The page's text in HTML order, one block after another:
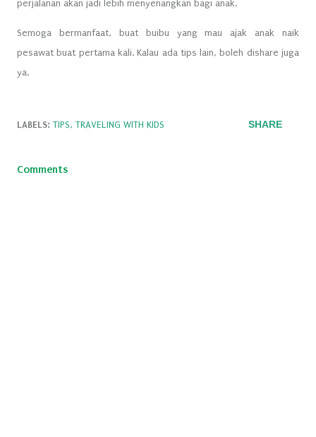
perjalanan akan jadi lebih menyenangkan bagi anak.
Semoga bermanfaat, buat buibu yang mau ajak anak naik
pesawat buat pertama kali. Kalau ada tips lain, boleh dishare juga
ya.
LABELS: TIPS TRAVELING WITH KIDS SHARE
Comments